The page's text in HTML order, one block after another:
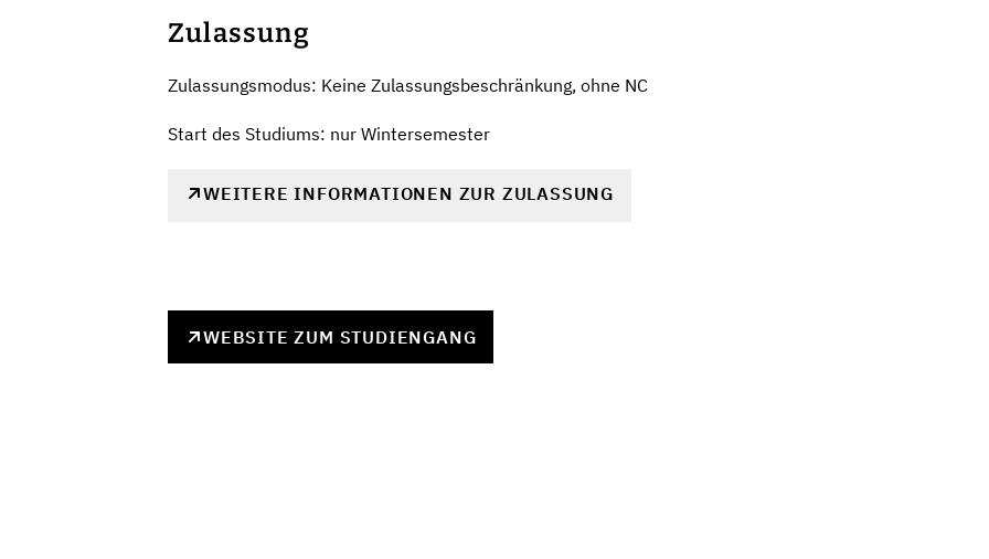
Zulassung
Zulassungsmodus: Keine Zulassungsbeschränkung, ohne NC
Start des Studiums: nur Wintersemester
WEITERE INFORMATIONEN ZUR ZULASSUNG
WEBSITE ZUM STUDIENGANG